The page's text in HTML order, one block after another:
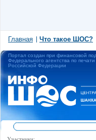
Главная Что такое ШОС?
Портал создан при финансовой
Федерального агентства по
Российской Федерации